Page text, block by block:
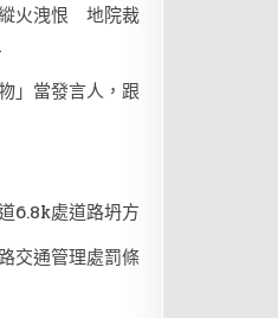
火洩恨 地院裁
」當發言人，跟
6.8k處道路坍方
交通管理處罰條